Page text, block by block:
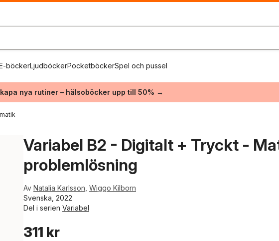
böckerLjudböckerPocketböckerSpel och pussel
nya rutiner – hälsoböcker upp till 50% →
Variabel B2 - Digitalt + Tryckt -
problemlösning
Av Natalia Karlsson Wiggo Kilborn
Svenska, 2022
Del i serien Variabel
311 kr